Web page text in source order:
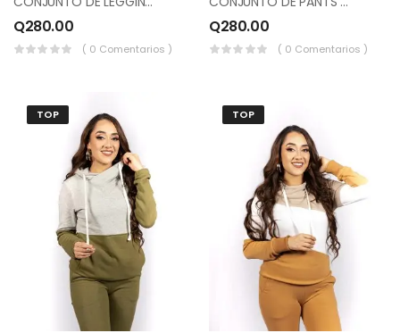
Q280.00
( 0 Comentarios )
Q280.00
( 0 Comentarios )
TOP TOP